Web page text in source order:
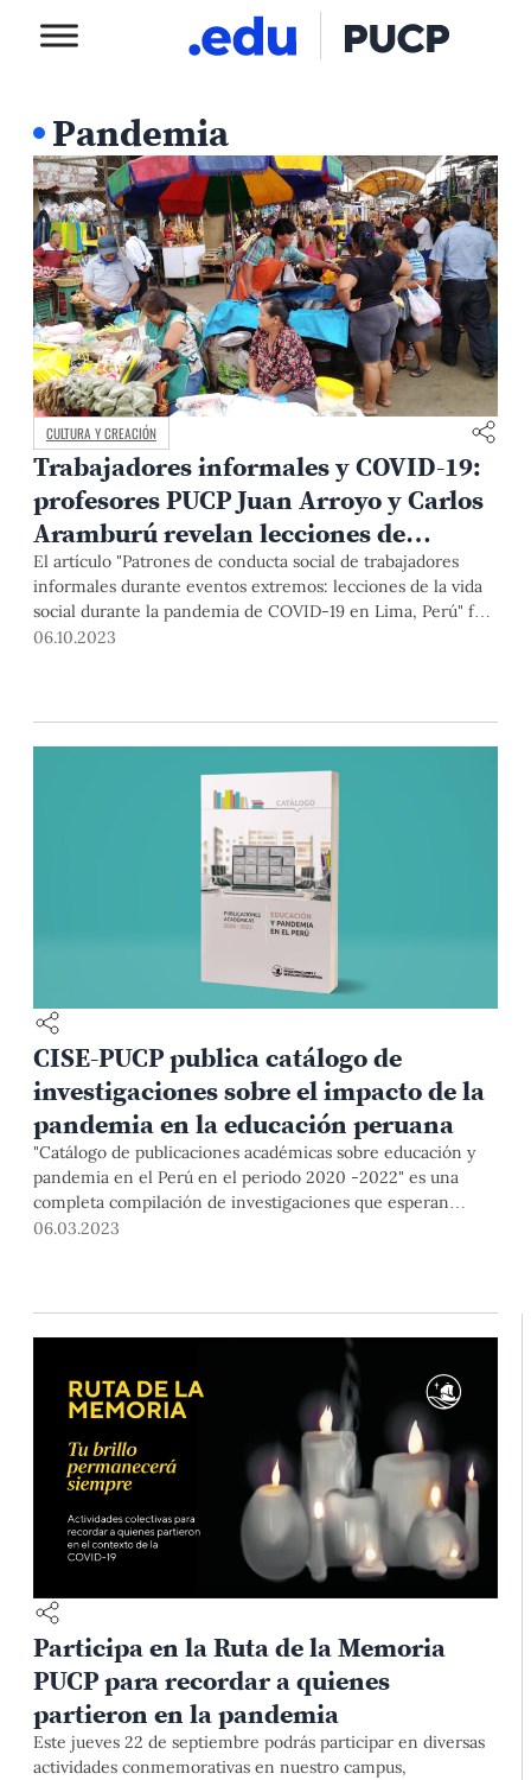
Pandemia
CULTURA Y CREACIÓN
Trabajadores informales y COVID-19:
profesores PUCP Juan Arroyo y Carlos
Aramburú revelan lecciones de
conductas sociales durante pandemia
El artículo "Patrones de conducta social de trabajadores
informales durante eventos extremos: lecciones de la vida
social durante la pandemia de COVID-19 en Lima, Perú" fue
publicado en una prestigiosa revista de investigación
06.10.2023
CISE-PUCP publica catálogo de
investigaciones sobre el impacto de la
pandemia en la educación peruana
"Catálogo de publicaciones académicas sobre educación y
pandemia en el Perú en el periodo 2020 -2022" es una
completa compilación de investigaciones que esperan
contribuir al diálogo y a la toma de decisiones.
06.03.2023
Participa en la Ruta de la Memoria
PUCP para recordar a quienes
partieron en la pandemia
Este jueves 22 de septiembre podrás participar en diversas
actividades conmemorativas en nuestro campus,